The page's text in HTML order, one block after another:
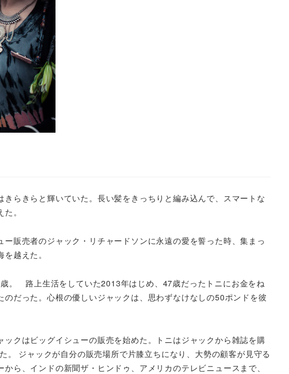
らきらと輝いていた。長い髪をきっちりと編み込んで、スマートな
。
販売者のジャック・リチャードソンに永遠の愛を誓った時、集まっ
越えた。
。 路上生活をしていた2013年はじめ、47歳だったトニにお金をね
だった。心根の優しいジャックは、思わずなけなしの50ポンドを彼
クはビッグイシューの販売を始めた。トニはジャックから雑誌を購
ジャックが自分の販売場所で片膝立ちになり、大勢の顧客が見守る
ら、インドの新聞ザ・ヒンドゥ、アメリカのテレビニュースまで、